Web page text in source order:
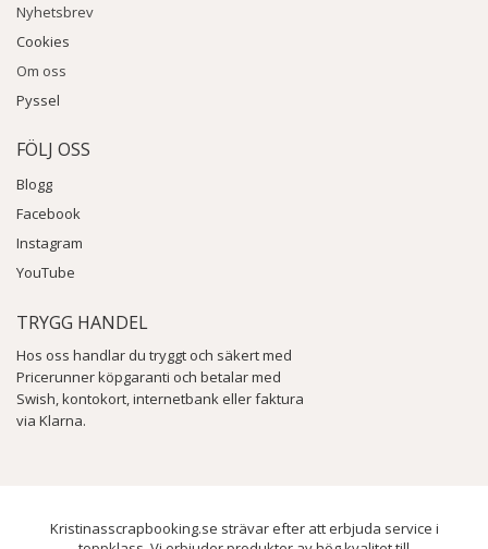
Nyhetsbrev
Cookies
Om oss
Pyssel
FÖLJ OSS
Blogg
Facebook
Instagram
YouTube
TRYGG HANDEL
Hos oss handlar du tryggt och säkert med
Pricerunner köpgaranti och betalar med
Swish, kontokort, internetbank eller faktura
via Klarna.
Kristinasscrapbooking.se strävar efter att erbjuda service i